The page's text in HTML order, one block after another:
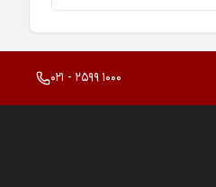
021 - 2599 1000